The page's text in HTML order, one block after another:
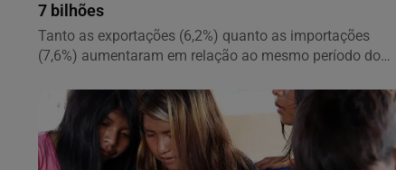
7 bilhões
Tanto as exportações (6,2%) quanto as importações
(7,6%) aumentaram em relação ao mesmo período do